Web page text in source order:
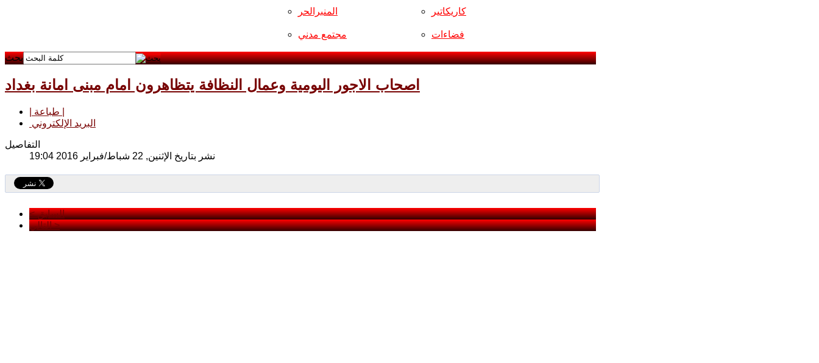
المنبرالحر
مجتمع مدني
كاريكاتير
فضاءات
بحث
اصحاب الاجور اليومية وعمال النظافة يتظاهرون امام مبنى امانة بغداد
البريد الإلكتروني
التفاصيل
نشر بتاريخ الإثنين, 22 شباط/فبراير 2016 19:04
< السابق
التالي >